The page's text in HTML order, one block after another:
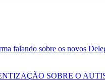
falando sobre os novos
SOBRE O